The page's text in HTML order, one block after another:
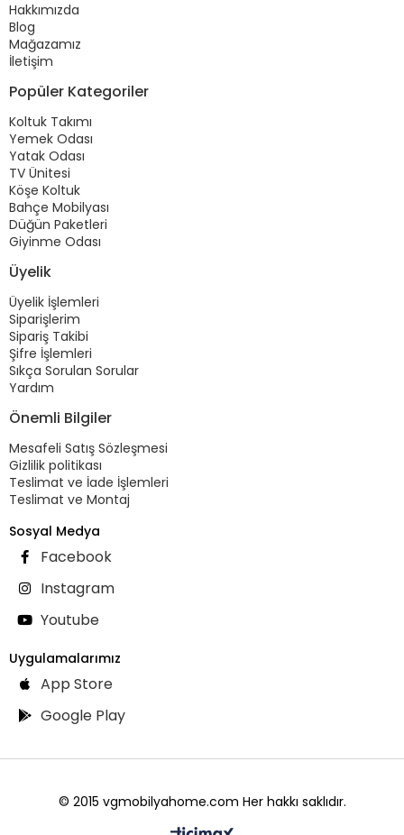
Hakkımızda
Blog
Mağazamız
İletişim
Popüler Kategoriler
Koltuk Takımı
Yemek Odası
Yatak Odası
TV Ünitesi
Köşe Koltuk
Bahçe Mobilyası
Düğün Paketleri
Giyinme Odası
Üyelik
Üyelik İşlemleri
Siparişlerim
Sipariş Takibi
Şifre İşlemleri
Sıkça Sorulan Sorular
Yardım
Önemli Bilgiler
Mesafeli Satış Sözleşmesi
Gizlilik politikası
Teslimat ve İade İşlemleri
Teslimat ve Montaj
Sosyal Medya
Facebook
Instagram
Youtube
Uygulamalarımız
App Store
Google Play
© 2015 vgmobilyahome.com Her hakkı saklıdır.